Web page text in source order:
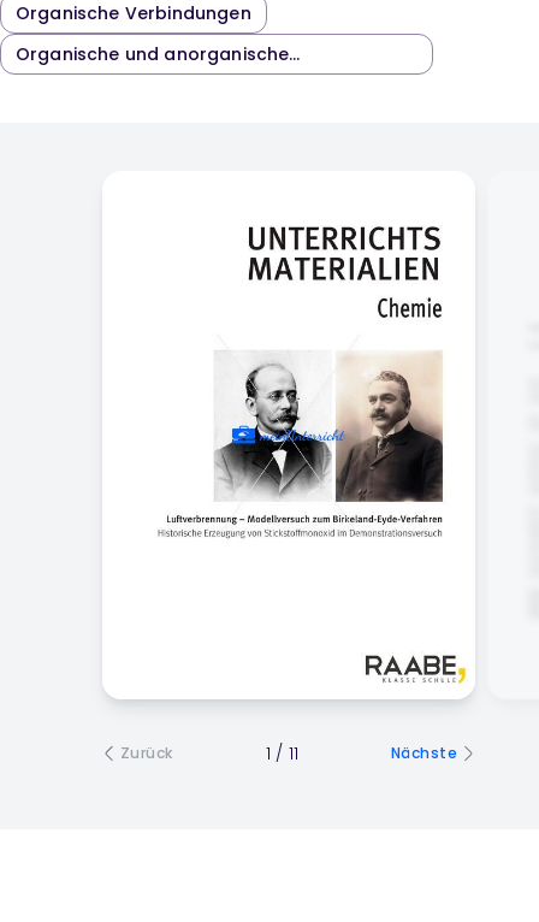
Organische Verbindungen
Organische und anorganische
Verbindungen
Zurück 1 / 11 Nächste